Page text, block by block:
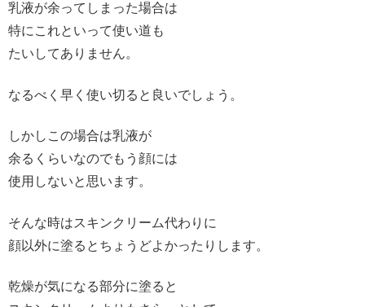
乳液が余ってしまった場合は
特にこれといって使い道も
たいしてありません。
なるべく早く使い切ると良いでしょう。
しかしこの場合は乳液が
余るくらいなのでもう顔には
使用しないと思います。
そんな時はスキンクリーム代わりに
顔以外に塗るとちょうどよかったりします。
乾燥が気になる部分に塗ると